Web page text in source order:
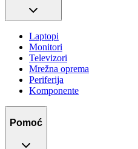
Laptopi
Monitori
Televizori
Mrežna oprema
Periferija
Komponente
Pomoć